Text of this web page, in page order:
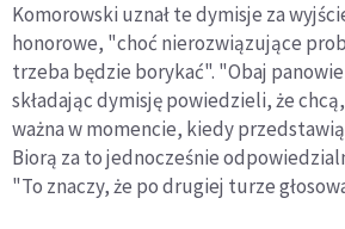
Komorowski uznał te dymisje za
honorowe, "choć nierozwiązujące
trzeba będzie borykać". "Obaj
składając dymisję powiedzieli, że
ważna w momencie, kiedy
Biorą za to jednocześnie
"To znaczy, że po drugiej turze